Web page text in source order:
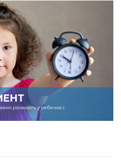
развивать у ребенка с